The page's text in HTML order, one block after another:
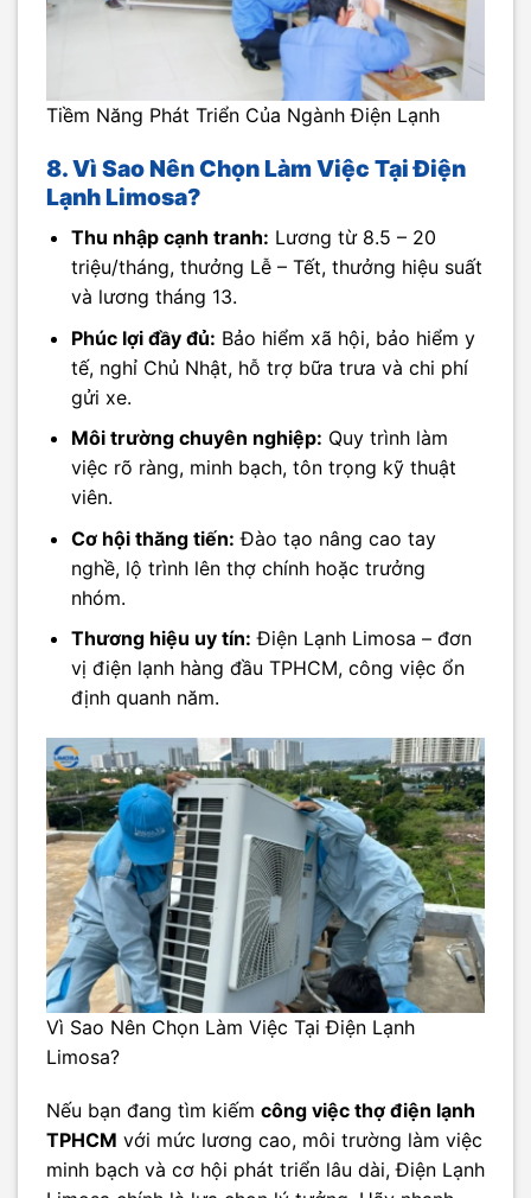
Tiềm Năng Phát Triển Của Ngành Điện Lạnh
8. Vì Sao Nên Chọn Làm Việc Tại Điện
Lạnh Limosa?
Thu nhập cạnh tranh: Lương từ 8.5 – 20
triệu/tháng, thưởng Lễ – Tết, thưởng hiệu suất
và lương tháng 13.
Phúc lợi đầy đủ: Bảo hiểm xã hội, bảo hiểm y
tế, nghỉ Chủ Nhật, hỗ trợ bữa trưa và chi phí
gửi xe.
Môi trường chuyên nghiệp: Quy trình làm
việc rõ ràng, minh bạch, tôn trọng kỹ thuật
viên.
Cơ hội thăng tiến: Đào tạo nâng cao tay
nghề, lộ trình lên thợ chính hoặc trưởng
nhóm.
Thương hiệu uy tín: Điện Lạnh Limosa – đơn
vị điện lạnh hàng đầu TPHCM, công việc ổn
định quanh năm.
Vì Sao Nên Chọn Làm Việc Tại Điện Lạnh
Limosa?
Nếu bạn đang tìm kiếm công việc thợ điện lạnh
TPHCM với mức lương cao, môi trường làm việc
minh bạch và cơ hội phát triển lâu dài, Điện Lạnh